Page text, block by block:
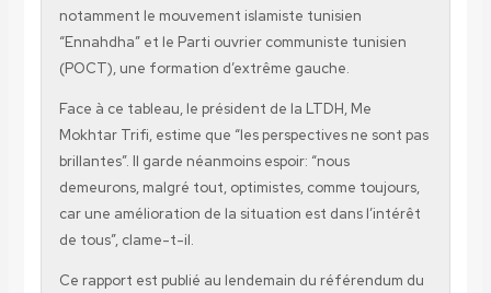
notamment le mouvement islamiste tunisien
“Ennahdha” et le Parti ouvrier communiste tunisien
(POCT), une formation d’extrême gauche.
Face à ce tableau, le président de la LTDH, Me
Mokhtar Trifi, estime que “les perspectives ne sont pas
brillantes”. Il garde néanmoins espoir: “nous
demeurons, malgré tout, optimistes, comme toujours,
car une amélioration de la situation est dans l’intérêt
de tous”, clame-t-il.
Ce rapport est publié au lendemain du référendum du